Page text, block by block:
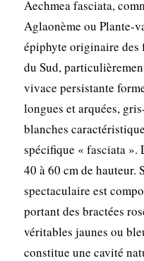
Aechmea fasciata,
Aglaonème ou Plante-
épiphyte originaire des
du Sud,
vivace persistante
longues et arquées,
blanches
spécifique « fasciata ».
40 à 60 cm de hauteur.
spectaculaire est
portant des bractées
véritables jaunes ou
constitue une cavité